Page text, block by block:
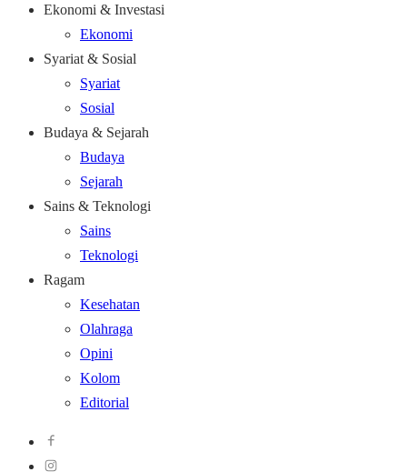
Ekonomi & Investasi
Ekonomi
Syariat & Sosial
Syariat
Sosial
Budaya & Sejarah
Budaya
Sejarah
Sains & Teknologi
Sains
Teknologi
Ragam
Kesehatan
Olahraga
Opini
Kolom
Editorial